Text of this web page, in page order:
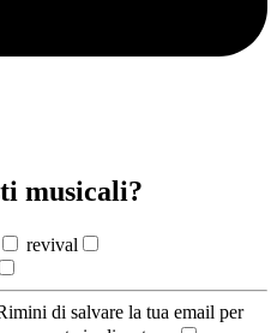
musicali?
revival
di salvare la tua email per